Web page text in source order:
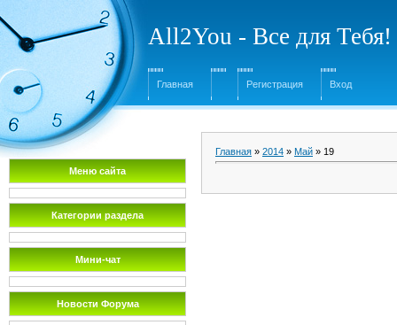
All2You - Все для Тебя!
Главная Регистрация Вход
Меню сайта
Категории раздела
Мини-чат
Новости Форума
Главная » 2014 » Май » 19